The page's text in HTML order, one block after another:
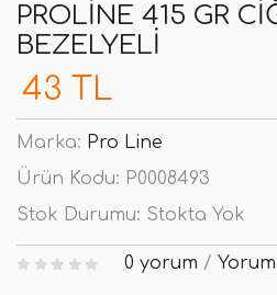
PROLINE 415 GR
BEZELYELI
43 TL
Marka: Pro Line
Ürün Kodu: P0008493
Stok Durumu: Stokta Yok
0 yorum /